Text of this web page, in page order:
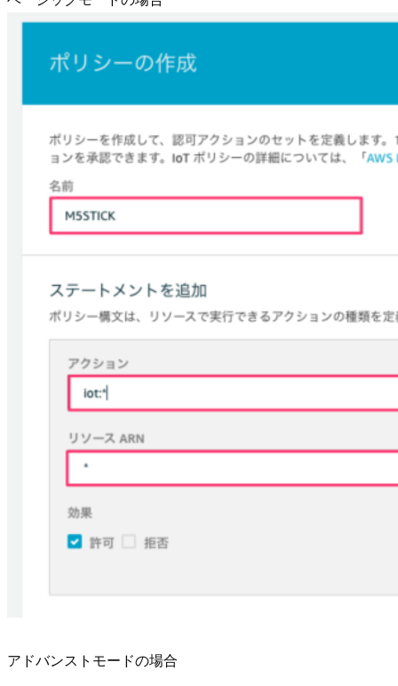
アドバンストモードの場合